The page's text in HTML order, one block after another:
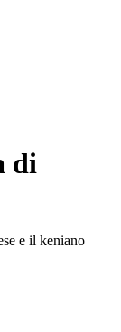
di
e il keniano